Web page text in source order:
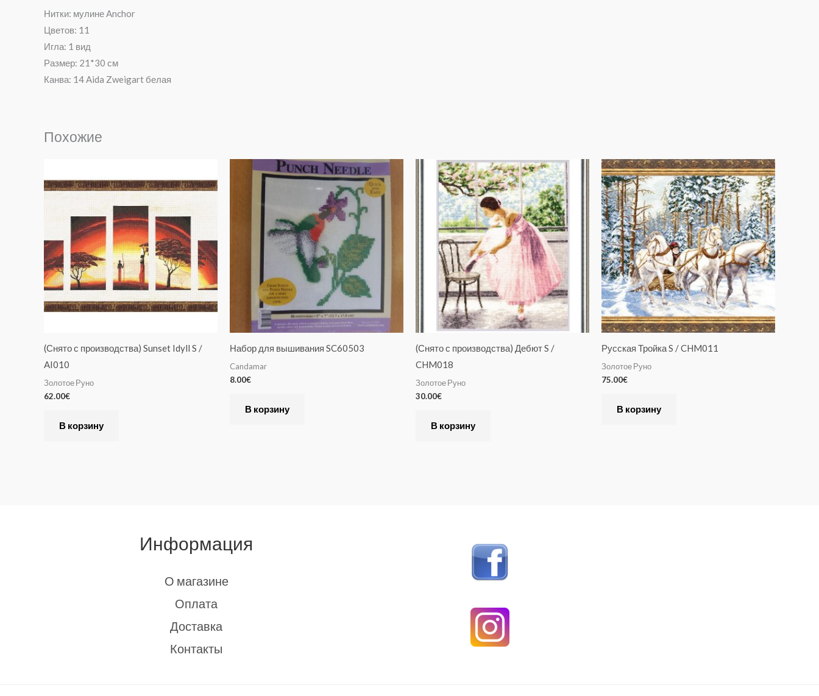
Нитки: мулине Anchor
Цветов: 11
Игла: 1 вид
Размер: 21*30 см
Канва: 14 Aida Zweigart белая
Похожие
(Снято с производства) Sunset Idyll S /
AI010
Золотое Руно
62.00€
В корзину
Набор для вышивания SC60503
Candamar
8.00€
В корзину
(Снято с производства) Дебют S /
CHM018
Золотое Руно
30.00€
В корзину
Русская Тройка S / CHM011
Золотое Руно
75.00€
В корзину
Информация
О магазине
Оплата
Доставка
Контакты